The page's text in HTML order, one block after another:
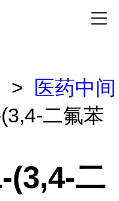
>
医药中间
二氟苯
(3,4-二